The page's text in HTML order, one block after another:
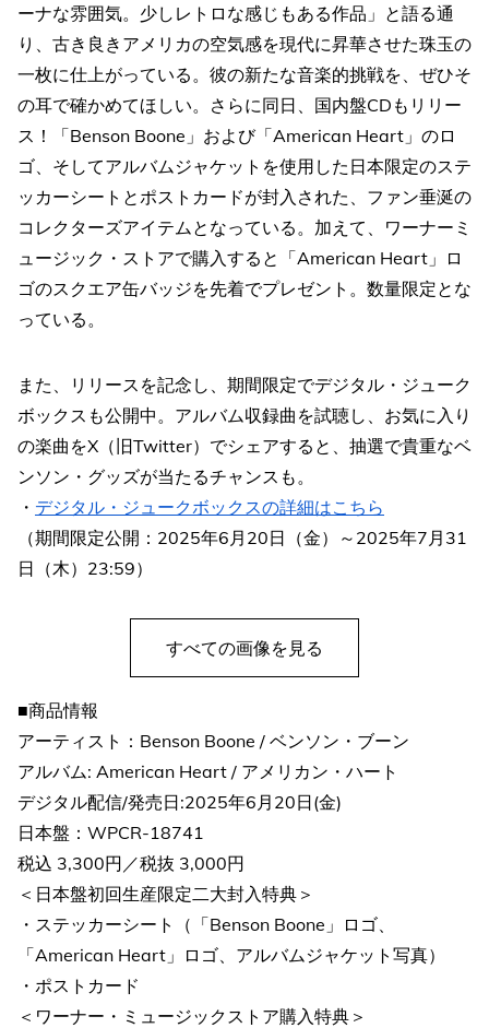
ーナな雰囲気。少しレトロな感じもある作品」と語る通
り、古き良きアメリカの空気感を現代に昇華させた珠玉の
一枚に仕上がっている。彼の新たな音楽的挑戦を、ぜひそ
の耳で確かめてほしい。さらに同日、国内盤CDもリリー
ス！「Benson Boone」および「American Heart」のロ
ゴ、そしてアルバムジャケットを使用した日本限定のステ
ッカーシートとポストカードが封入された、ファン垂涎の
コレクターズアイテムとなっている。加えて、ワーナーミ
ュージック・ストアで購入すると「American Heart」ロ
ゴのスクエア缶バッジを先着でプレゼント。数量限定とな
っている。
また、リリースを記念し、期間限定でデジタル・ジューク
ボックスも公開中。アルバム収録曲を試聴し、お気に入り
の楽曲をX（旧Twitter）でシェアすると、抽選で貴重なベ
ンソン・グッズが当たるチャンスも。
・ デジタル・ジュークボックスの詳細はこちら
（期間限定公開：2025年6月20日（金）～2025年7月31
日（木）23:59）
すべての画像を見る
■商品情報
アーティスト：Benson Boone / ベンソン・ブーン
アルバム: American Heart / アメリカン・ハート
デジタル配信/発売日:2025年6月20日(金)
日本盤：WPCR-18741
税込 3,300円／税抜 3,000円
＜日本盤初回生産限定二大封入特典＞
・ステッカーシート（「Benson Boone」ロゴ、
「American Heart」ロゴ、アルバムジャケット写真）
・ポストカード
＜ワーナー・ミュージックストア購入特典＞